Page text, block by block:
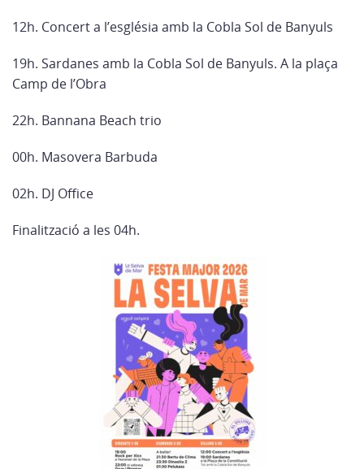
12h. Concert a l’església amb la Cobla Sol de Banyuls
19h. Sardanes amb la Cobla Sol de Banyuls. A la plaça
Camp de l’Obra
22h. Bannana Beach trio
00h. Masovera Barbuda
02h. DJ Office
Finalització a les 04h.